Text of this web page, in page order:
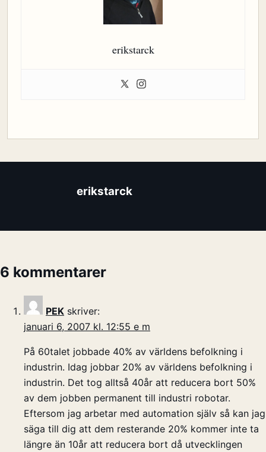
erikstarck
erikstarck
6 kommentarer
PEK skriver:
januari 6, 2007 kl. 12:55 e m
På 60talet jobbade 40% av världens befolkning i
industrin. Idag jobbar 20% av världens befolkning i
industrin. Det tog alltså 40år att reducera bort 50%
av dem jobben permanent till industri robotar.
Eftersom jag arbetar med automation själv så kan jag
säga till dig att dem resterande 20% kommer inte ta
längre än 10år att reducera bort då utvecklingen